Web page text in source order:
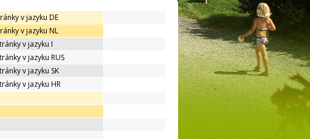
v jazyku DE
v jazyku NL
v jazyku I
v jazyku RUS
v jazyku SK
v jazyku HR